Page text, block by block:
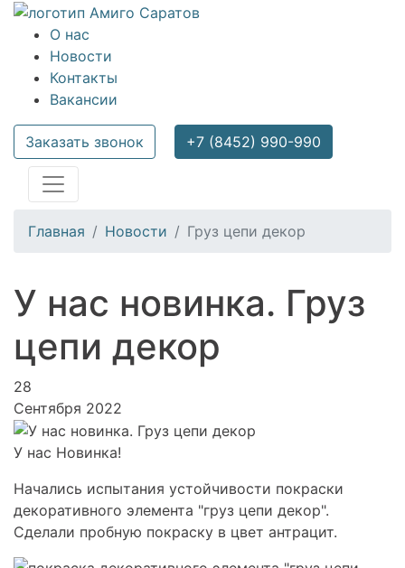
О нас
Новости
Контакты
Вакансии
Заказать звонок +7 (8452) 990-990
Главная Новости Груз цепи декор
У нас новинка. Груз
цепи декор
28
Сентября 2022
У нас Новинка!
Начались испытания устойчивости покраски
декоративного элемента "груз цепи декор".
Сделали пробную покраску в цвет антрацит.